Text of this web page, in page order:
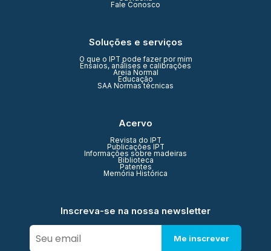
Fale Conosco
Soluções e serviços
O que o IPT pode fazer por mim
Ensaios, análises e calibrações
Areia Normal
Educação
SAA Normas técnicas
Acervo
Revista do IPT
Publicações IPT
Informações sobre madeiras
Biblioteca
Patentes
Memória Histórica
Inscreva-se na nossa newsletter
Me inscrever